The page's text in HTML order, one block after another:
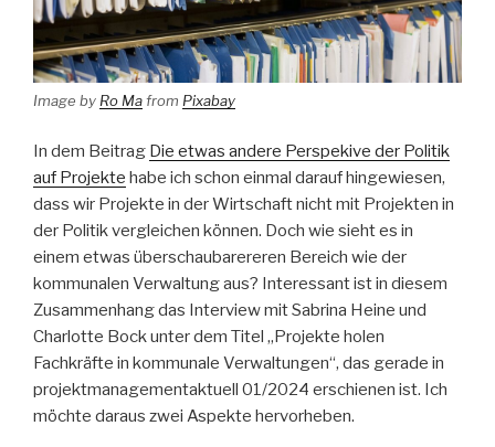
Image by Ro Mafrom Pixabay
In dem Beitrag Die etwas andere Perspekive der Politik
auf Projekte habe ich schon einmal darauf hingewiesen,
dass wir Projekte in der Wirtschaft nicht mit Projekten in
der Politik vergleichen können. Doch wie sieht es in
einem etwas überschaubarereren Bereich wie der
kommunalen Verwaltung aus? Interessant ist in diesem
Zusammenhang das Interview mit Sabrina Heine und
Charlotte Bock unter dem Titel „Projekte holen
Fachkräfte in kommunale Verwaltungen“, das gerade in
projektmanagementaktuell 01/2024 erschienen ist. Ich
möchte daraus zwei Aspekte hervorheben.